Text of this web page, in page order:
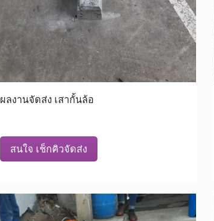
ผลงานจัดส่ง เสากั้นล้อ
สนใจ เช็กคิวจัดส่ง